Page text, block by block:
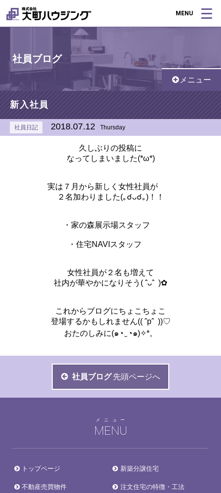
MENU
社員ブログ
メニュー
新入社員
社員日記 2018.07.12 Thursday
久しぶりの投稿に
なってしまいました(*ω*)
実は７月から新しく女性社員が
２名加わりました(｡☌ᴗ☌｡)！！
・家の森展示場スタッフ
・住宅NAVIスタッフ
女性社員が２名も増えて
社内が華やかになりそう( ˆᴗˆ )✿
これからブログにちょこちょこ
登場するかもしれません(( ˆpˆ ))♡
おたのしみに(๑◔‿◔๑)✧*。
社員ブログ 先頭ページへ
MENU
メニュー
トップページ 新築分譲住宅
不動産売買物件 注文住宅の特徴・工法